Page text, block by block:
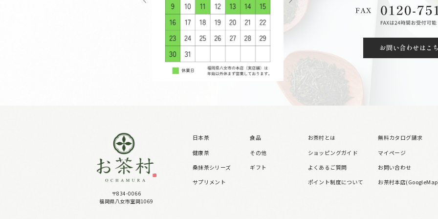
お問い合わせはこ
〒834-0066
福岡県八女市室岡1069
日本茶
健康茶
桑抹茶シリーズ
サプリメント
食品
その他
ギフト
お茶村とは
ショッピングガイド
よくあるご質問
ポイント制度について
無料カタログ請求
マイページ
お問い合わせ
お茶村本店